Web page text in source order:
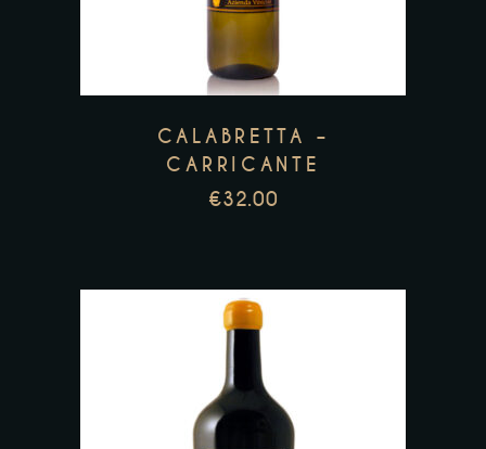
CALABRETTA –
CARRICANTE
€32.00